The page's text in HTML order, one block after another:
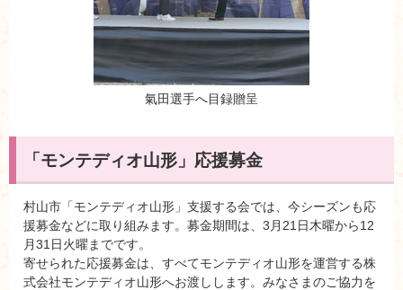
氣田選手へ目録贈呈
「モンテディオ山形」応援募金
村山市「モンテディオ山形」支援する会では、今シーズンも応
援募金などに取り組みます。募金期間は、3月21日木曜から12
月31日火曜までです。
寄せられた応援募金は、すべてモンテディオ山形を運営する株
式会社モンテディオ山形へお渡しします。みなさまのご協力を